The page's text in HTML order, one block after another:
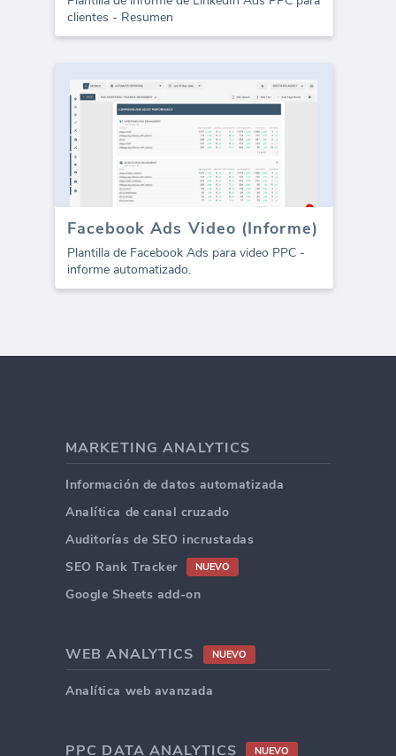
clientes - Resumen
Facebook Ads Video (Informe)
Plantilla de Facebook Ads para video PPC -
informe automatizado.
MARKETING ANALYTICS
Información de datos automatizada
Analítica de canal cruzado
Auditorías de SEO incrustadas
SEO Rank Tracker
NUEVO
Google Sheets add-on
WEB ANALYTICS NUEVO
Analítica web avanzada
PPC DATA ANALYTICS NUEVO